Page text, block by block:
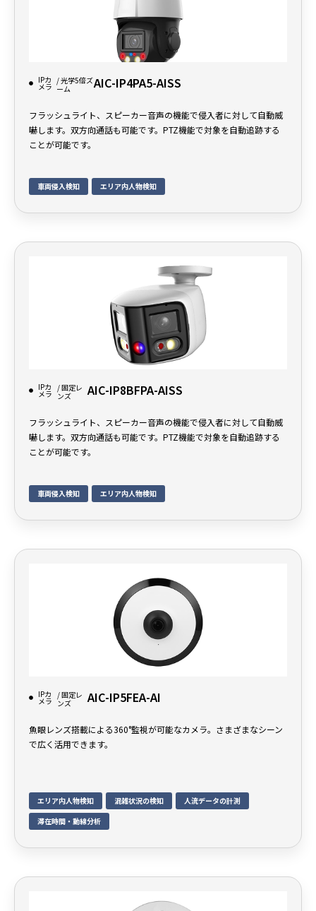
IPカ
メラ
/ 光学5倍ズ
ーム
AIC-IP4PA5-AISS
フラッシュライト、スピーカー音声の機能で侵入者に対して自動威
嚇します。双方向通話も可能です。PTZ機能で対象を自動追跡する
ことが可能です。
車両侵入検知 エリア内人物検知
IPカ
メラ
/ 固定レ
ンズ
AIC-IP8BFPA-AISS
フラッシュライト、スピーカー音声の機能で侵入者に対して自動威
嚇します。双方向通話も可能です。PTZ機能で対象を自動追跡する
ことが可能です。
車両侵入検知 エリア内人物検知
IPカ
メラ
/ 固定レ
ンズ
AIC-IP5FEA-AI
魚眼レンズ搭載による360°監視が可能なカメラ。さまざまなシーン
で広く活用できます。
エリア内人物検知 混雑状況の検知
人流データの計測
滞在時間・動線分析